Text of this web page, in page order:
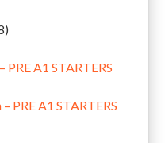
PRE A1 STARTERS
PRE A1 STARTERS